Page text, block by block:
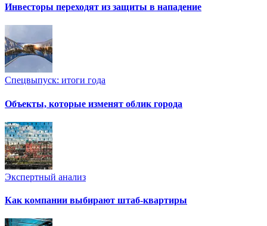
Инвесторы переходят из защиты в нападение
Спецвыпуск: итоги года
Объекты, которые изменят облик города
Экспертный анализ
Как компании выбирают штаб-квартиры